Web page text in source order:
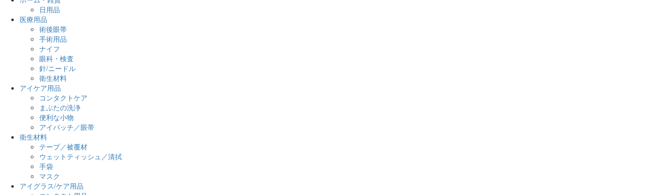
日用品
医療用品
術後眼帯
手術用品
ナイフ
眼科・検査
針/ニードル
衛生材料
アイケア用品
コンタクトケア
まぶたの洗浄
便利な小物
アイパッチ／眼帯
衛生材料
テープ／被覆材
ウェットティッシュ／清拭
手袋
マスク
アイグラス/ケア用品